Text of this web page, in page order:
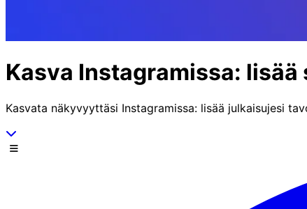
Kasva Instagramissa:
Kasvata näkyvyyttäsi Instagramissa: lisää julkaisujesi
Vieritä alas